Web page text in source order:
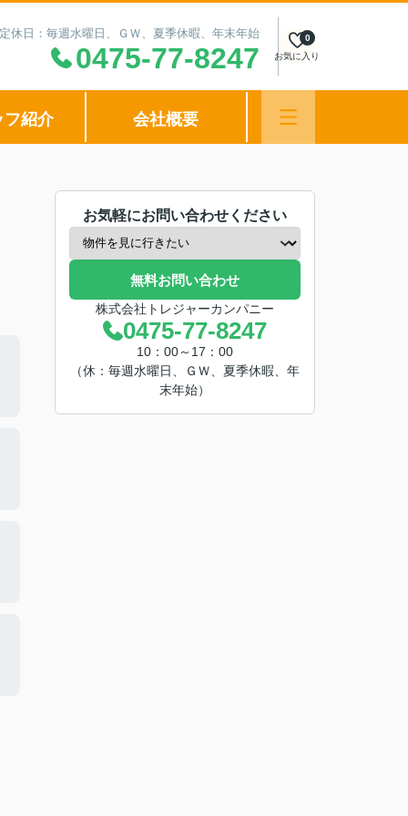
休日：毎週水曜日、ＧＷ、夏季休暇、年末年始
0475-77-8247 お気に入り
0
フ紹介 会社概要
お気軽にお問い合わせください
無料お問い合わせ
株式会社トレジャーカンパニー
0475-77-8247
10：00～17：00
（休：毎週水曜日、ＧＷ、夏季休暇、年
末年始）